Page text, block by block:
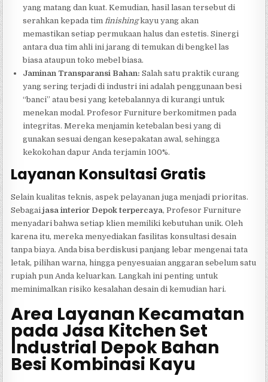
yang matang dan kuat. Kemudian, hasil lasan tersebut di
serahkan kepada timfinishingkayu yang akan
memastikan setiap permukaan halus dan estetis. Sinergi
antara dua tim ahli ini jarang di temukan di bengkel las
biasa ataupun toko mebel biasa.
Jaminan Transparansi Bahan: Salah satu praktik curang
yang sering terjadi di industri ini adalah penggunaan besi
“banci” atau besi yang ketebalannya di kurangi untuk
menekan modal. Profesor Furniture berkomitmen pada
integritas. Mereka menjamin ketebalan besi yang di
gunakan sesuai dengan kesepakatan awal, sehingga
kekokohan dapur Anda terjamin 100%.
Layanan Konsultasi Gratis
Selain kualitas teknis, aspek pelayanan juga menjadi prioritas.
Sebagaijasa interior Depok terpercaya, Profesor Furniture
menyadari bahwa setiap klien memiliki kebutuhan unik. Oleh
karena itu, mereka menyediakan fasilitas konsultasi desain
tanpa biaya. Anda bisa berdiskusi panjang lebar mengenai tata
letak, pilihan warna, hingga penyesuaian anggaran sebelum satu
rupiah pun Anda keluarkan. Langkah ini penting untuk
meminimalkan risiko kesalahan desain di kemudian hari.
Area Layanan Kecamatan
pada Jasa Kitchen Set
Industrial Depok Bahan
Besi Kombinasi Kayu